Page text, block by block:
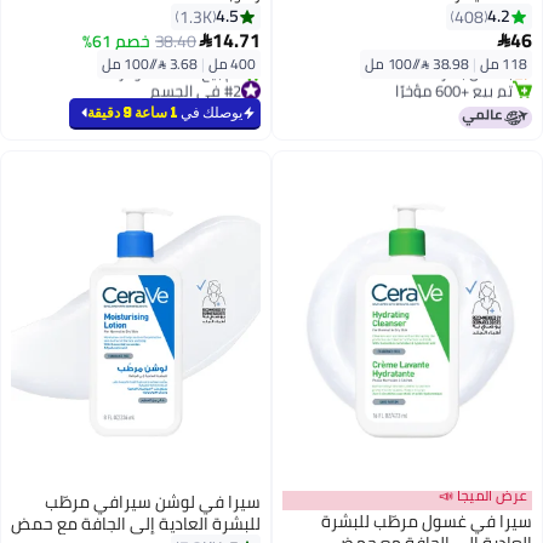
4.2
408
46
118 مل |
بتخلّص بسرعة
تم بيع +600 مؤخرًا
بتخلّص بسرعة
4.5
1.3K
14.71
38.40خصم 61%
400 مل |
#2 في الجسم
بتخلّص بسرعة
تم بيع +1000 مؤخرًا
يوصلك في 1 ساعة 9 دقيقة
عرض الميجا 📣
سيرا في غسول مرطّب للبشرة
سيرا في لوشن سيرافي مرطّب
للبشرة العادية إلى الجافة مع حمض